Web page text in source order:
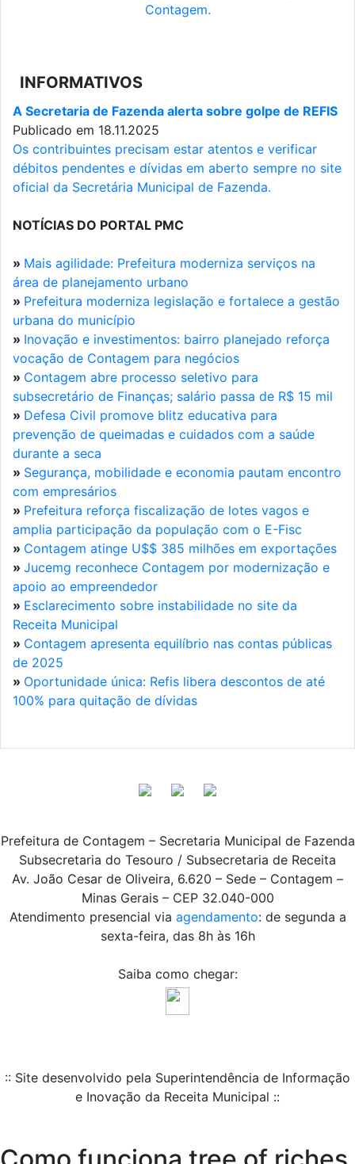
Contagem.
INFORMATIVOS
A Secretaria de Fazenda alerta sobre golpe de REFIS
Publicado em 18.11.2025
Os contribuintes precisam estar atentos e verificar
débitos pendentes e dívidas em aberto sempre no site
oficial da Secretária Municipal de Fazenda.
NOTÍCIAS DO PORTAL PMC
» Mais agilidade: Prefeitura moderniza serviços na
área de planejamento urbano
» Prefeitura moderniza legislação e fortalece a gestão
urbana do município
» Inovação e investimentos: bairro planejado reforça
vocação de Contagem para negócios
» Contagem abre processo seletivo para
subsecretário de Finanças; salário passa de R$ 15 mil
» Defesa Civil promove blitz educativa para
prevenção de queimadas e cuidados com a saúde
durante a seca
» Segurança, mobilidade e economia pautam encontro
com empresários
» Prefeitura reforça fiscalização de lotes vagos e
amplia participação da população com o E-Fisc
» Contagem atinge U$$ 385 milhões em exportações
» Jucemg reconhece Contagem por modernização e
apoio ao empreendedor
» Esclarecimento sobre instabilidade no site da
Receita Municipal
» Contagem apresenta equilíbrio nas contas públicas
de 2025
» Oportunidade única: Refis libera descontos de até
100% para quitação de dívidas
Prefeitura de Contagem – Secretaria Municipal de Fazenda
Subsecretaria do Tesouro / Subsecretaria de Receita
Av. João Cesar de Oliveira, 6.620 – Sede – Contagem –
Minas Gerais – CEP 32.040-000
Atendimento presencial via agendamento: de segunda a
sexta-feira, das 8h às 16h
Saiba como chegar:
:: Site desenvolvido pela Superintendência de Informação
e Inovação da Receita Municipal ::